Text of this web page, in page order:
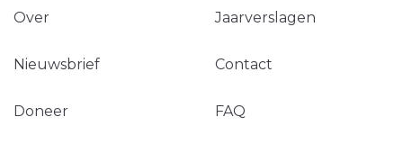
Over Jaarverslagen
Nieuwsbrief Contact
Doneer FAQ